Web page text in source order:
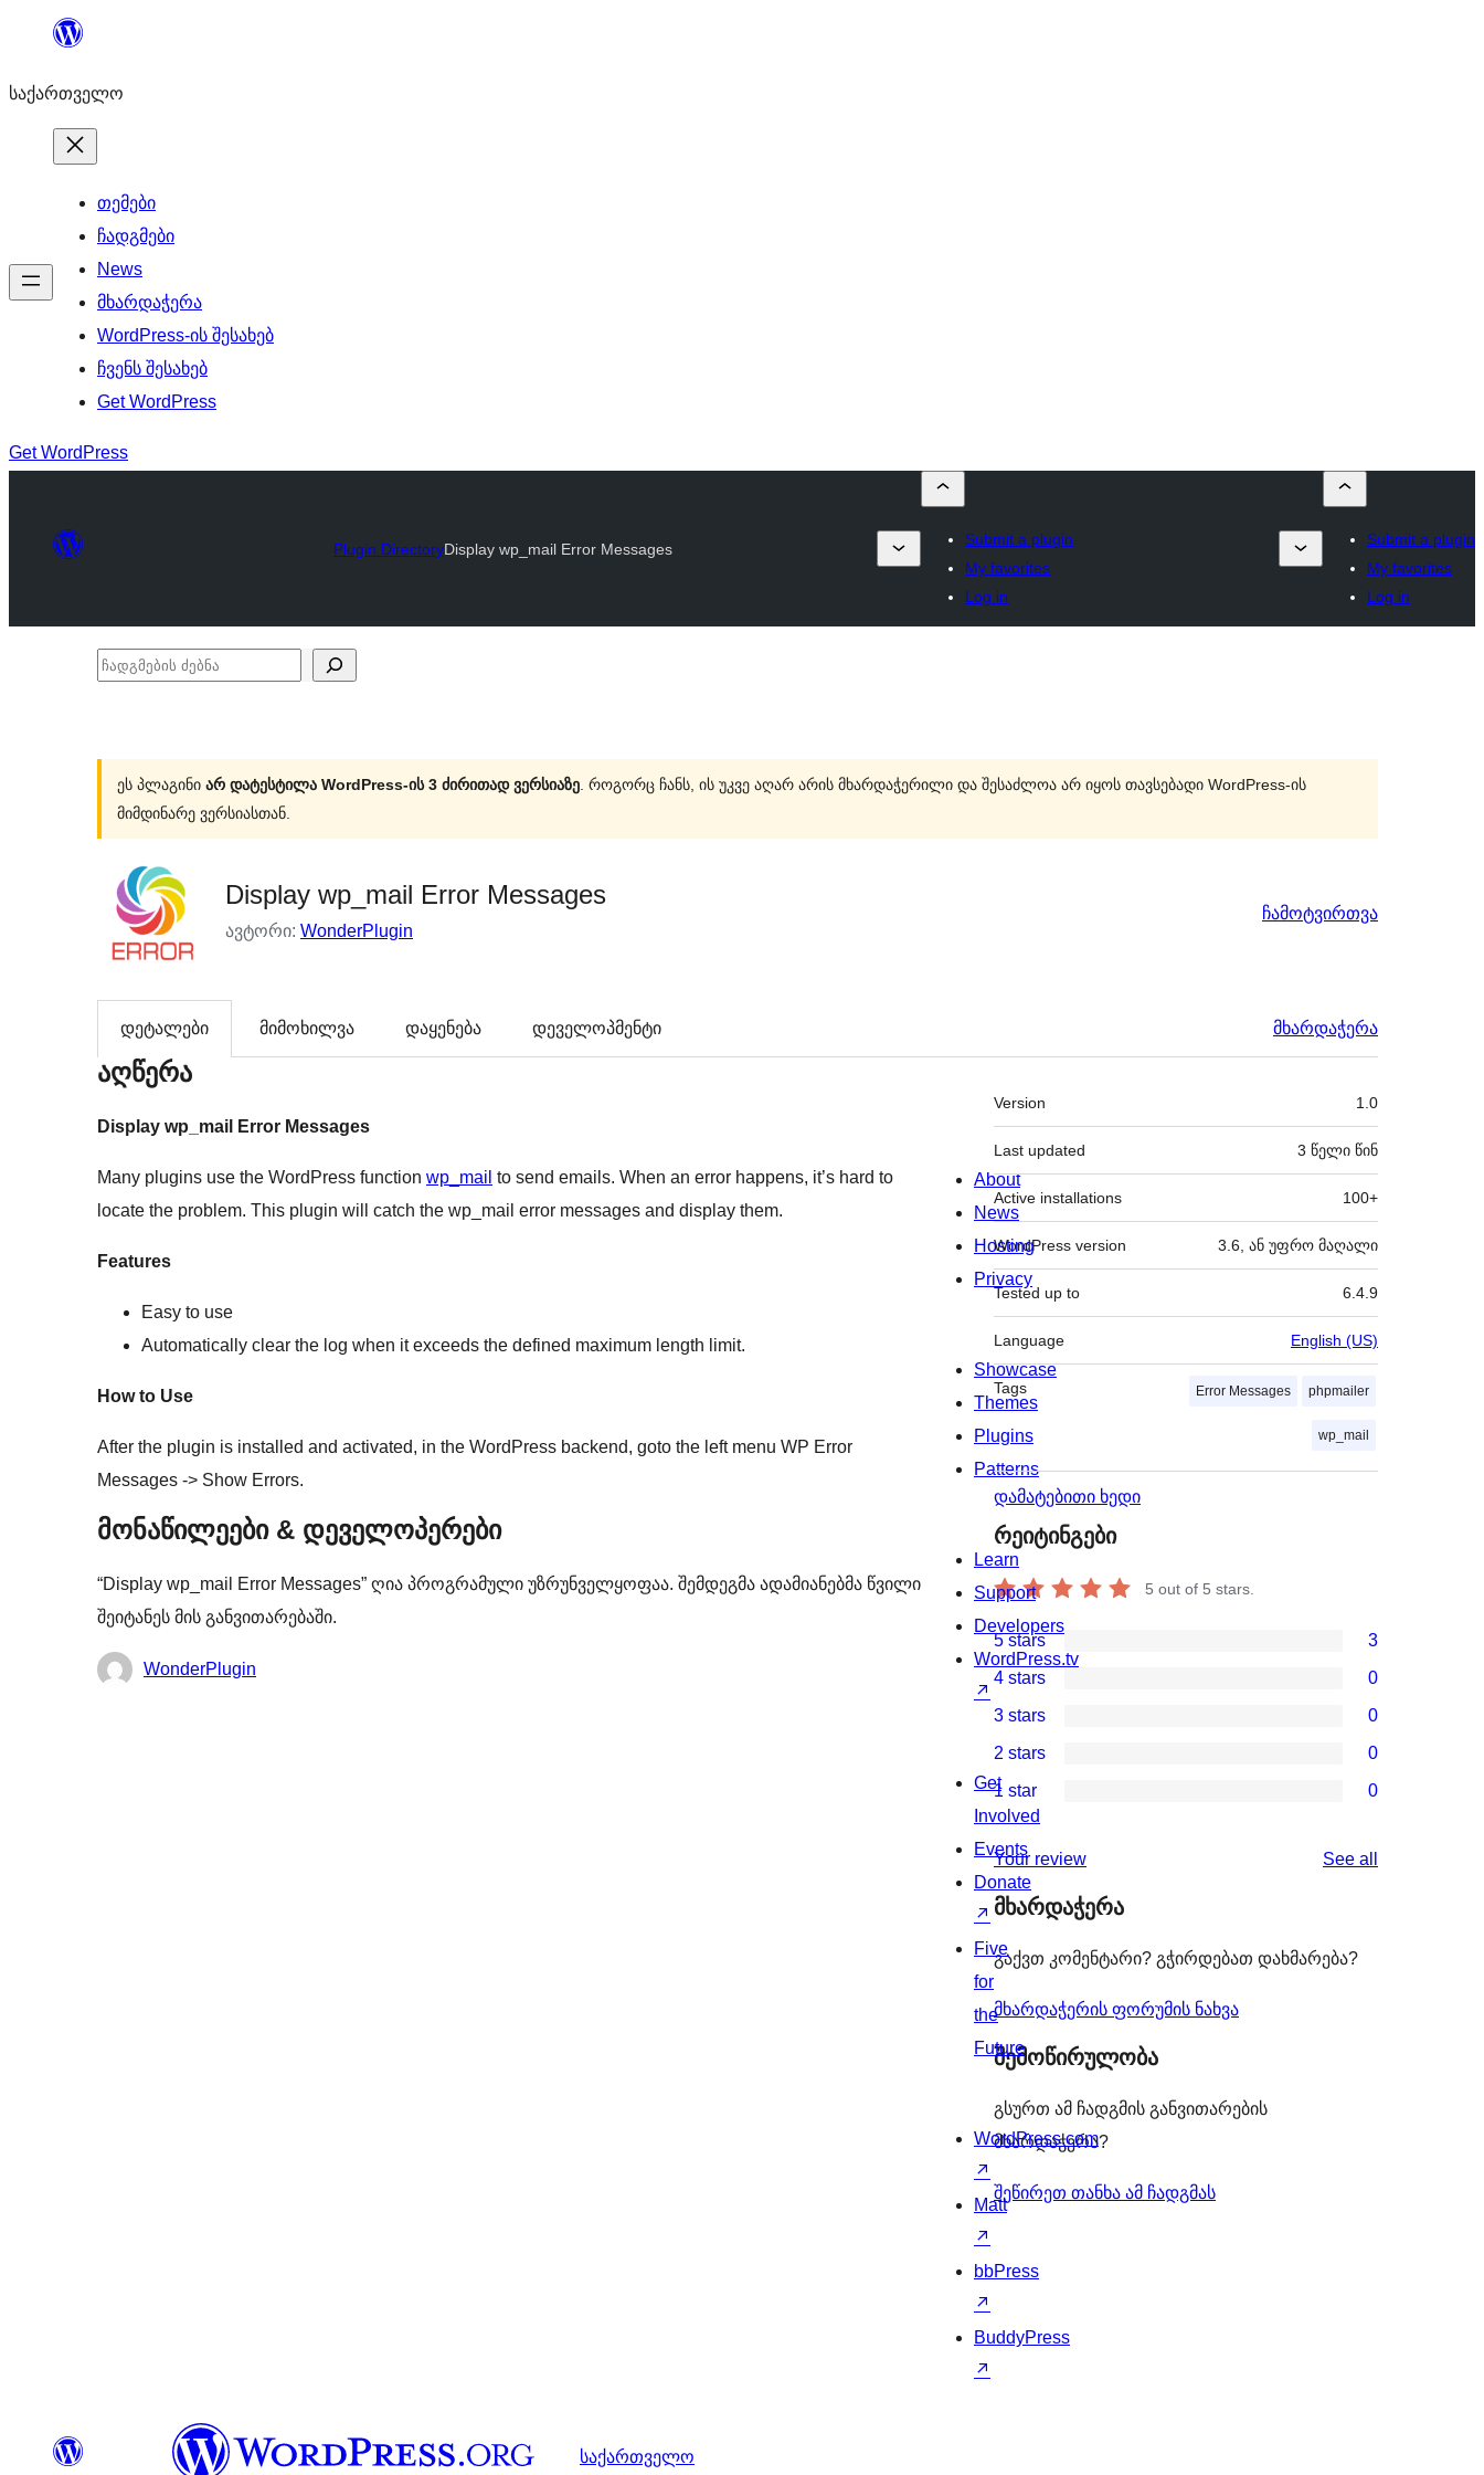
შიგთავსზე
საქართველო
თემები
ჩადგმები
News
მხარდაჭერა
WordPress-ის შესახებ
ჩვენს შესახებ
Get WordPress
Get WordPress
Plugin DirectoryDisplay wp_mail Error Messages
Submit a plugin
My favorites
Log in
Submit a plugin
My favorites
Log in
ჩადგმების
ეს პლაგინი არ დატესტილა WordPress-ის 3 ძირითად ვერსიაზე . როგორც ჩანს, ის უკვე აღარ არის მხარდაჭერილი და შესაძლოა არ იყოს თავსებადი WordPress-ის
მიმდინარე ვერსიასთან.
Display wp_mail Error Messages
ავტორი: WonderPlugin
ჩამოტვირთვა
დეტალები მიმოხილვა დაყენება დეველოპმენტი მხარდაჭერა
აღწერა
Display wp_mail Error Messages
Many plugins use the WordPress function wp_mail to send emails. When an error happens, it’s hard to
locate the problem. This plugin will catch the wp_mail error messages and display them.
Features
Easy to use
Automatically clear the log when it exceeds the defined maximum length limit.
How to Use
After the plugin is installed and activated, in the WordPress backend, goto the left menu WP Error
Messages -> Show Errors.
მონაწილეები & დეველოპერები
“Display wp_mail Error Messages” ღია პროგრამული უზრუნველყოფაა. შემდეგმა ადამიანებმა წვილი
შეიტანეს მის განვითარებაში.
მონაწილეები
WonderPlugin
მეტა
Version 1.0
Last updated 3 წელი წინ
Active installations 100+
WordPress version 3.6, ან უფრო მაღალი
Tested up to 6.4.9
Language English (US)
Tags Error Messages phpmailer
wp_mail
დამატებითი ხედი
რეიტინგები
5 out of 5 stars.
3
5-
star
reviews
5 stars 3
4-
star
reviews
4 stars 0
3-
star
reviews
3 stars 0
2-
reviews
2 stars 0
star
reviews
1 star 0
Your review See all
მხარდაჭერა
გაქვთ კომენტარი? გჭირდებათ დახმარება?
მხარდაჭერის ფორუმის ნახვა
შემოწირულობა
გსურთ ამ ჩადგმის განვითარების
მხარდაჭერა?
შეწირეთ თანხა ამ ჩადგმას
About
News
Hosting
Privacy
Showcase
Themes
Plugins
Patterns
Learn
Support
Developers
WordPress.tv
↗
Get
Involved
Events
Donate
↗
Five
for
the
Future
WordPress.com
↗
Matt
↗
bbPress
↗
BuddyPress
↗
საქართველო